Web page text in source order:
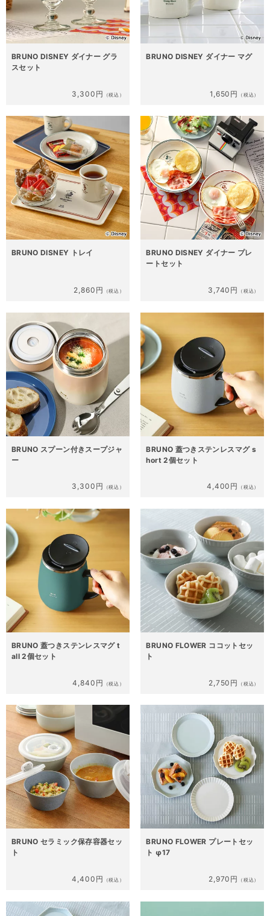
BRUNO DISNEY ダイナー グラ
スセット
3,300円 （税込）
BRUNO DISNEY ダイナー マグ
1,650円 （税込）
BRUNO DISNEY トレイ
2,860円 （税込）
BRUNO DISNEY ダイナー プレ
ートセット
3,740円 （税込）
BRUNO スプーン付きスープジャ
ー
3,300円 （税込）
BRUNO 蓋つきステンレスマグ s
hort 2個セット
4,400円 （税込）
BRUNO 蓋つきステンレスマグ t
all 2個セット
4,840円 （税込）
BRUNO FLOWER ココットセッ
ト
2,750円 （税込）
BRUNO セラミック保存容器セッ
ト
4,400円 （税込）
BRUNO FLOWER プレートセッ
ト φ17
2,970円 （税込）